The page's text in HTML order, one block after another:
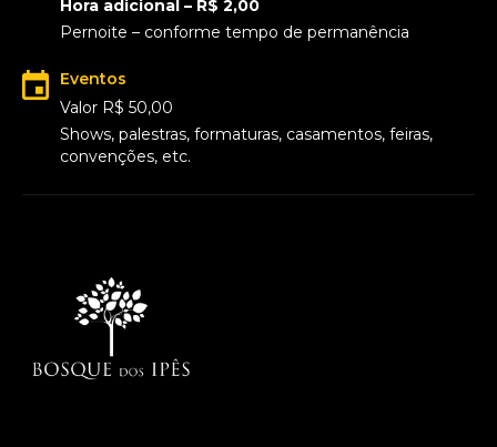
Hora adicional – R$ 2,00
Pernoite – conforme tempo de permanência
Eventos
Valor R$ 50,00
Shows, palestras, formaturas, casamentos, feiras,
convenções, etc.